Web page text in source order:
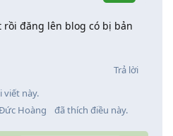
rồi đăng lên blog có bị bản
Trả lời
viết này.
Hoàng đã thích điều này.